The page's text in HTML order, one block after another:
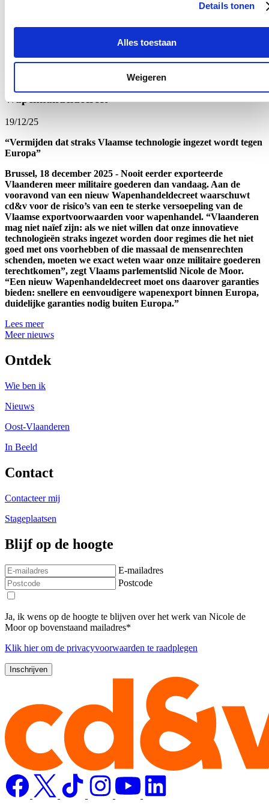
Details tonen
Alles toestaan
Weigeren
niet geselecteerd was voor de aanbesteding van de werken aan de
Noodzakelijkheid (UDN) had ingediend bij de Raad van State.
Oost-Vlaanderen
Cd&v vraagt duidelijke garanties bij nieuw
Wapenhandeldecreet
19/12/25
“Vermijden dat straks Vlaamse technologie ingezet wordt tegen
Europa”
Brussel, 18 december 2025 - Nooit eerder exporteerde
Vlaanderen meer militaire goederen dan vandaag. Aan de
vooravond van een nieuw Wapenhandeldecreet waarschuwt
cd&v voor de risico’s van een te sterke versoepeling van de
Vlaamse exportvoorwaarden voor wapenhandel. “Vlaanderen
mag niet naïef zijn: als we niet willen dat onze innovatieve
technologieën straks ingezet worden door regimes die het niet
goed met ons voorhebben of die massaal de mensenrechten
schenden, moeten we exact weten waar onze militaire goederen
terechtkomen”, zegt Vlaams parlementslid Nicole de Moor.
“Een nieuw Wapenhandeldecreet moet ons daarover garanties
bieden: snellere en eenvoudigere wapenexport binnen Europa,
duidelijke garanties nodig buiten Europa.”
Lees meer
Meer nieuws
Ontdek
Wie ben ik
Nieuws
Oost-Vlaanderen
In Beeld
Contact
Contacteer mij
Stageplaatsen
Blijf op de hoogte
E-mailadres
Postcode
Ja, ik wens op de hoogte te blijven over het werk van Nicole de
Moor op bovenstaand mailadres*
Klik hierom de privacyvoorwaarden te raadplegen